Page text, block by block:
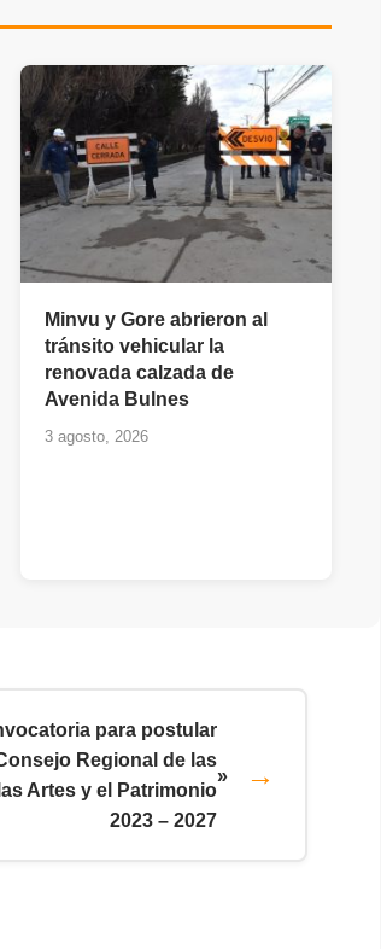
Minvu y Gore abrieron al
tránsito vehicular la
renovada calzada de
Avenida Bulnes
3 agosto, 2026
para postular
Regional de las
Artes y el Patrimonio
2023 – 2027
»